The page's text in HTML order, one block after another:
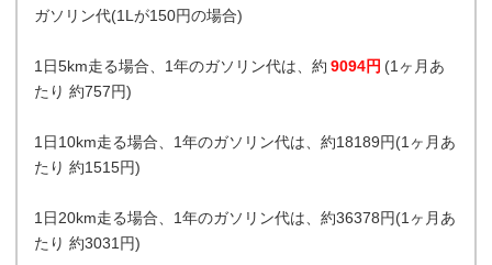
ガソリン代(1Lが150円の場合)
1日5km走る場合、1年のガソリン代は、約 9094円 (1ヶ月あ
たり 約757円)
1日10km走る場合、1年のガソリン代は、約18189円(1ヶ月あ
たり 約1515円)
1日20km走る場合、1年のガソリン代は、約36378円(1ヶ月あ
たり 約3031円)